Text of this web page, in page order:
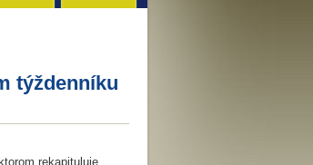
týždenníku
rekapituluje